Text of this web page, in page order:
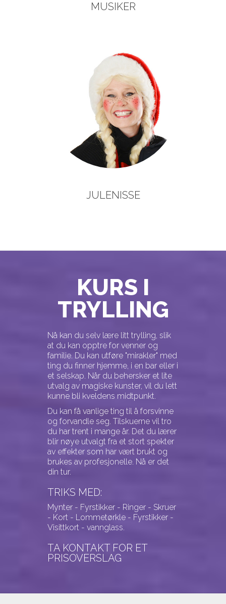
MUSIKER
JULENISSE
KURS I
TRYLLING
Nå kan du selv lære litt trylling, slik
at du kan opptre for venner og
familie. Du kan utføre "mirakler" med
ting du finner hjemme, i en bar eller i
et selskap. Når du behersker et lite
utvalg av magiske kunster, vil du lett
kunne bli kveldens midtpunkt.
Du kan få vanlige ting til å forsvinne
og forvandle seg. Tilskuerne vil tro
du har trent i mange år. Det du lærer
blir nøye utvalgt fra et stort spekter
av effekter som har vært brukt og
brukes av profesjonelle. Nå er det
din tur.
TRIKS MED:
Mynter - Fyrstikker - Ringer - Skruer
- Kort - Lommetørkle - Fyrstikker -
Visittkort - vannglass.
TA KONTAKTFOR ET
PRISOVERSLAG